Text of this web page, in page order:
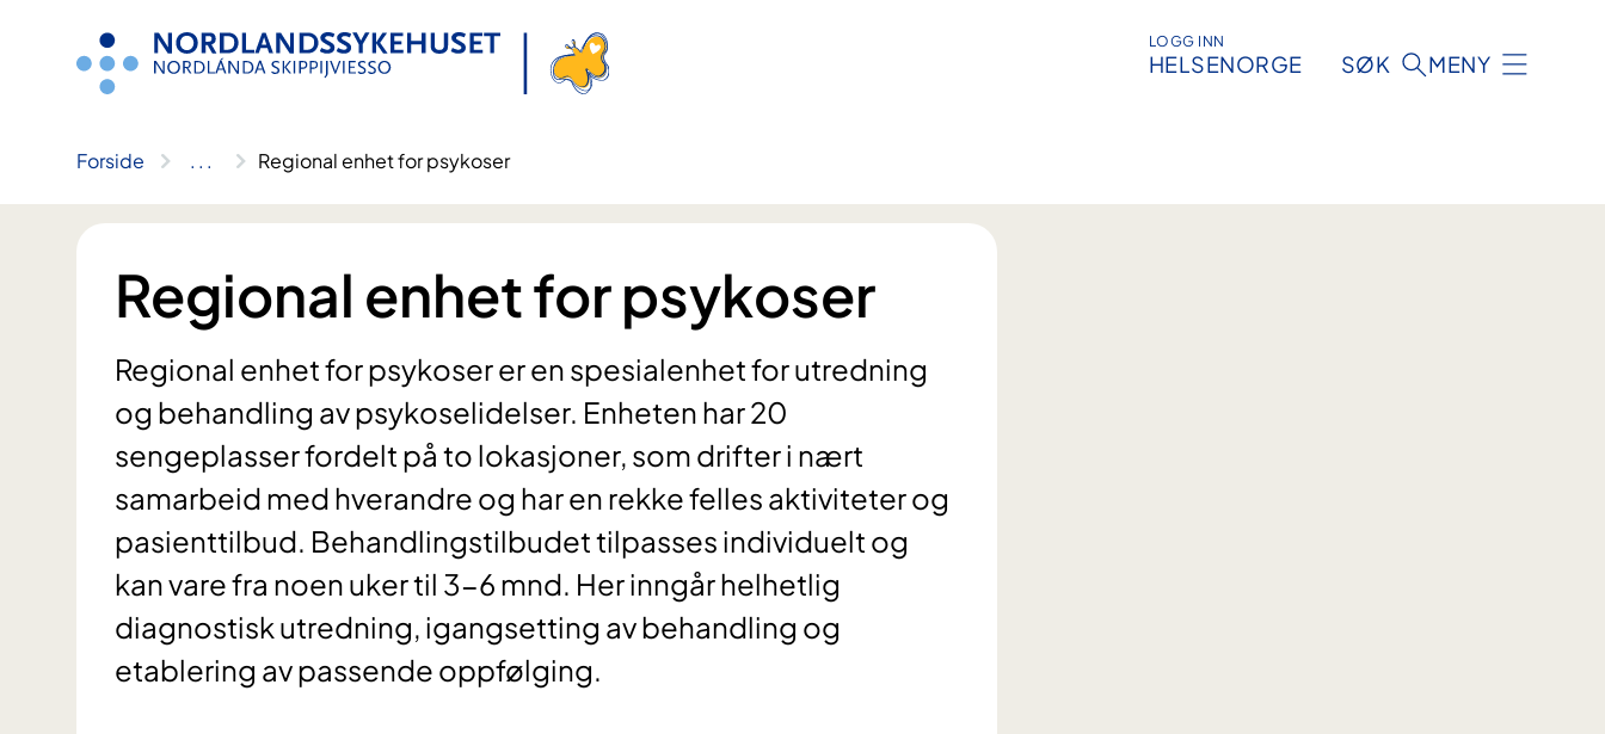
LOGG INN
HELSENORGE SØK MENY
Forside .. . Regional enhet for psykoser
Regional enhet for psykoser
Regional enhet for psykoser er en spesialenhet for utredning
og behandling av psykoselidelser. Enheten har 20
sengeplasser fordelt på to lokasjoner, som drifter i nært
samarbeid med hverandre og har en rekke felles aktiviteter og
pasienttilbud. Behandlingstilbudet tilpasses individuelt og
kan vare fra noen uker til 3-6 mnd. Her inngår helhetlig
diagnostisk utredning, igangsetting av behandling og
etablering av passende oppfølging.